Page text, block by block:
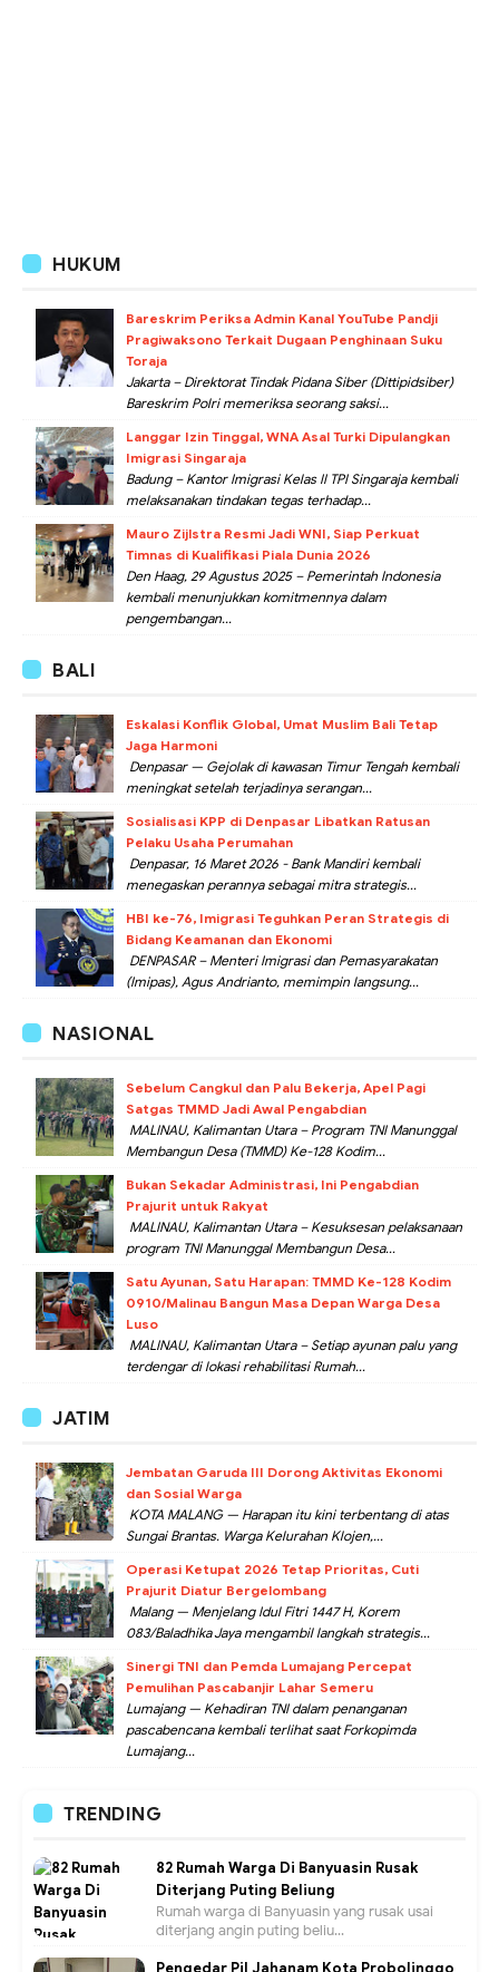
HUKUM
Bareskrim Periksa Admin Kanal YouTube Pandji
Pragiwaksono Terkait Dugaan Penghinaan Suku
Toraja
Jakarta – Direktorat Tindak Pidana Siber (Dittipidsiber)
Bareskrim Polri memeriksa seorang saksi...
Langgar Izin Tinggal, WNA Asal Turki Dipulangkan
Imigrasi Singaraja
Badung – Kantor Imigrasi Kelas II TPI Singaraja kembali
melaksanakan tindakan tegas terhadap...
Mauro Zijlstra Resmi Jadi WNI, Siap Perkuat
Timnas di Kualifikasi Piala Dunia 2026
Den Haag, 29 Agustus 2025 – Pemerintah Indonesia
kembali menunjukkan komitmennya dalam
pengembangan...
BALI
Eskalasi Konflik Global, Umat Muslim Bali Tetap
Jaga Harmoni
Denpasar — Gejolak di kawasan Timur Tengah kembali
meningkat setelah terjadinya serangan...
Sosialisasi KPP di Denpasar Libatkan Ratusan
Pelaku Usaha Perumahan
Denpasar, 16 Maret 2026 - Bank Mandiri kembali
menegaskan perannya sebagai mitra strategis...
HBI ke-76, Imigrasi Teguhkan Peran Strategis di
Bidang Keamanan dan Ekonomi
DENPASAR – Menteri Imigrasi dan Pemasyarakatan
(Imipas), Agus Andrianto, memimpin langsung...
NASIONAL
Sebelum Cangkul dan Palu Bekerja, Apel Pagi
Satgas TMMD Jadi Awal Pengabdian
MALINAU, Kalimantan Utara – Program TNI Manunggal
Membangun Desa (TMMD) Ke-128 Kodim...
Bukan Sekadar Administrasi, Ini Pengabdian
Prajurit untuk Rakyat
MALINAU, Kalimantan Utara – Kesuksesan pelaksanaan
program TNI Manunggal Membangun Desa...
Satu Ayunan, Satu Harapan: TMMD Ke-128 Kodim
0910/Malinau Bangun Masa Depan Warga Desa
Luso
MALINAU, Kalimantan Utara – Setiap ayunan palu yang
terdengar di lokasi rehabilitasi Rumah...
JATIM
Jembatan Garuda III Dorong Aktivitas Ekonomi
dan Sosial Warga
KOTA MALANG — Harapan itu kini terbentang di atas
Sungai Brantas. Warga Kelurahan Klojen,...
Operasi Ketupat 2026 Tetap Prioritas, Cuti
Prajurit Diatur Bergelombang
Malang — Menjelang Idul Fitri 1447 H, Korem
083/Baladhika Jaya mengambil langkah strategis...
Sinergi TNI dan Pemda Lumajang Percepat
Pemulihan Pascabanjir Lahar Semeru
Lumajang — Kehadiran TNI dalam penanganan
pascabencana kembali terlihat saat Forkopimda
Lumajang...
TRENDING
82 Rumah Warga Di Banyuasin Rusak
Diterjang Puting Beliung
Rumah warga di Banyuasin yang rusak usai
diterjang angin puting beliu...